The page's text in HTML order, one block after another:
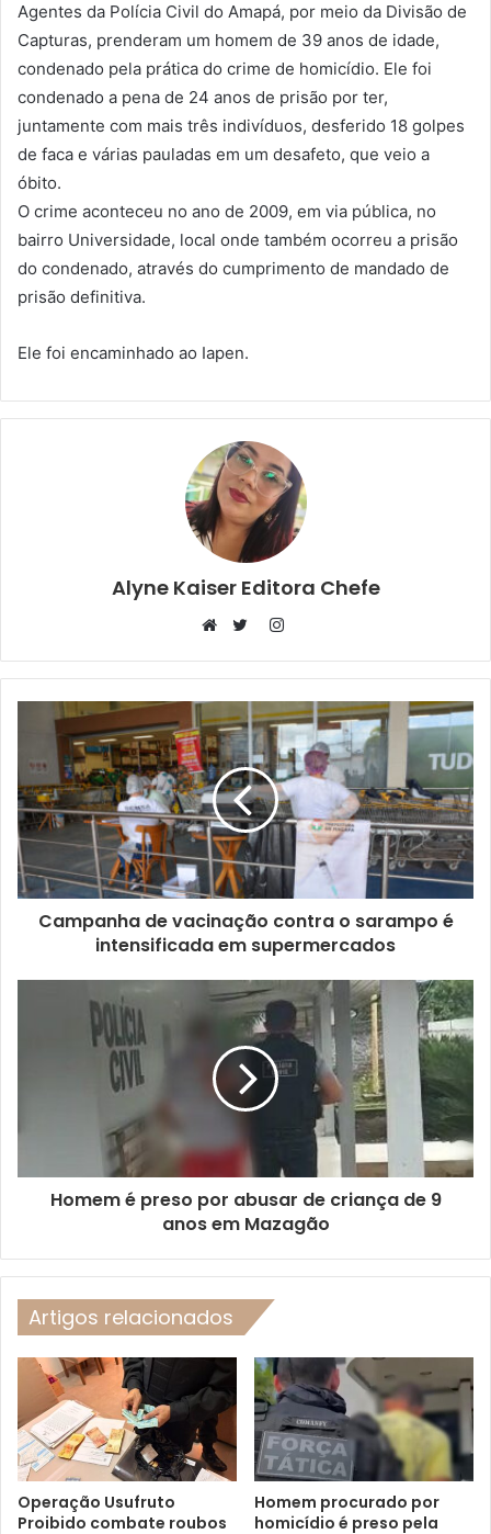
Agentes da Polícia Civil do Amapá, por meio da Divisão de
Capturas, prenderam um homem de 39 anos de idade,
condenado pela prática do crime de homicídio. Ele foi
condenado a pena de 24 anos de prisão por ter,
juntamente com mais três indivíduos, desferido 18 golpes
de faca e várias pauladas em um desafeto, que veio a
óbito.
O crime aconteceu no ano de 2009, em via pública, no
bairro Universidade, local onde também ocorreu a prisão
do condenado, através do cumprimento de mandado de
prisão definitiva.
Ele foi encaminhado ao Iapen.
Alyne Kaiser Editora Chefe
Instagram
Campanha de vacinação contra o sarampo é
intensificada em supermercados
Homem é preso por abusar de criança de 9
anos em Mazagão
Artigos relacionados
Operação Usufruto
Proibido combate roubos
Homem procurado por
homicídio é preso pela